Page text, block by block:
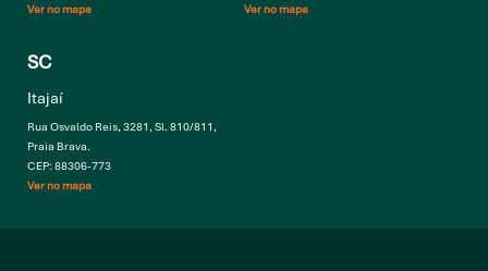
Ver no mapa
Ver no mapa
SC
Itajaí
Rua Osvaldo Reis, 3281, Sl. 810/811,
Praia Brava.
CEP: 88306-773
Ver no mapa